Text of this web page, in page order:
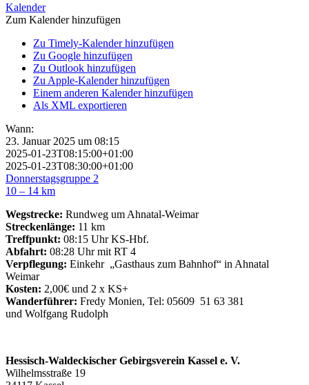
Kalender
Zum Kalender hinzufügen
Zu Timely-Kalender hinzufügen
Zu Google hinzufügen
Zu Outlook hinzufügen
Zu Apple-Kalender hinzufügen
Einem anderen Kalender hinzufügen
Als XML exportieren
Wann:
23. Januar 2025 um 08:15
2025-01-23T08:15:00+01:00
2025-01-23T08:30:00+01:00
Donnerstagsgruppe 2
10 – 14 km
Wegstrecke: Rundweg um Ahnatal-Weimar
Streckenlänge: 11 km
Treffpunkt: 08:15 Uhr KS-Hbf.
Abfahrt: 08:28 Uhr mit RT 4
Verpflegung: Einkehr „Gasthaus zum Bahnhof“ in Ahnatal
Weimar
Kosten: 2,00€ und 2 x KS+
Wanderführer: Fredy Monien, Tel: 05609 51 63 381
und Wolfgang Rudolph
Hessisch-Waldeckischer Gebirgsverein Kassel e. V.
Wilhelmsstraße 19